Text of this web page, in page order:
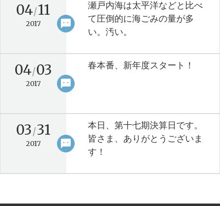
sms
04/11
2017
瀬戸内海は太平洋などと比べ
て圧倒的に海ごみの量が多
い。汚い。
keyboard_arrow_right
sms
04/03
2017
春本番、新年度スタート！
keyboard_arrow_right
sms
03/31
2017
本日、第十七期決算日です。
皆さま、ありがとうございま
す！
keyboard_arrow_right